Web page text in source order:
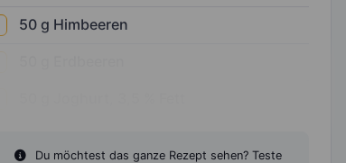
50 g Himbeeren
Du möchtest das ganze Rezept sehen? Teste